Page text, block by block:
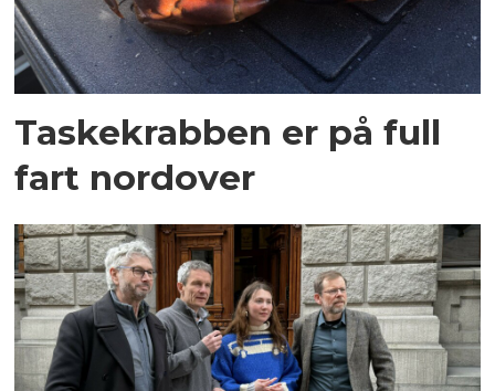
Taskekrabben er på full
fart nordover